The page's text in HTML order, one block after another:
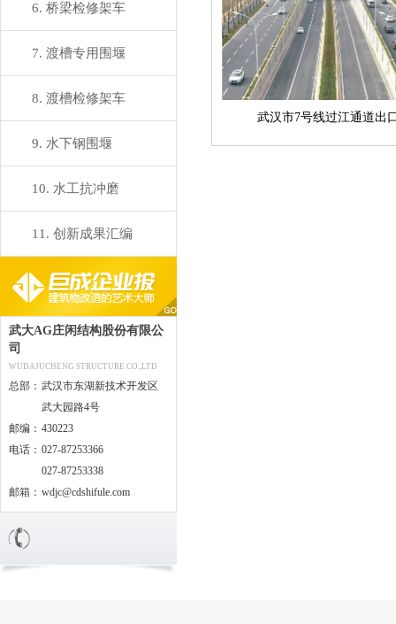
6. 桥梁检修架车
7. 渡槽专用围堰
8. 渡槽检修架车
9. 水下钢围堰
10. 水工抗冲磨
11. 创新成果汇编
武大AG庄闲结构股份有限公
司
WUDAJUCHENG STRUCTURE CO.,LTD
总部： 武汉市东湖新技术开发区
武大园路4号
邮编： 430223
电话： 027-87253366
027-87253338
邮箱： wdjc@cdshifule.com
武汉市7号线过江通道出